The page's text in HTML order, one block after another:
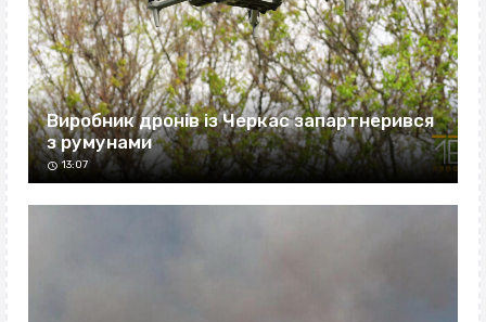
Виробник дронів із Черкас запартнерився
з румунами
13:07